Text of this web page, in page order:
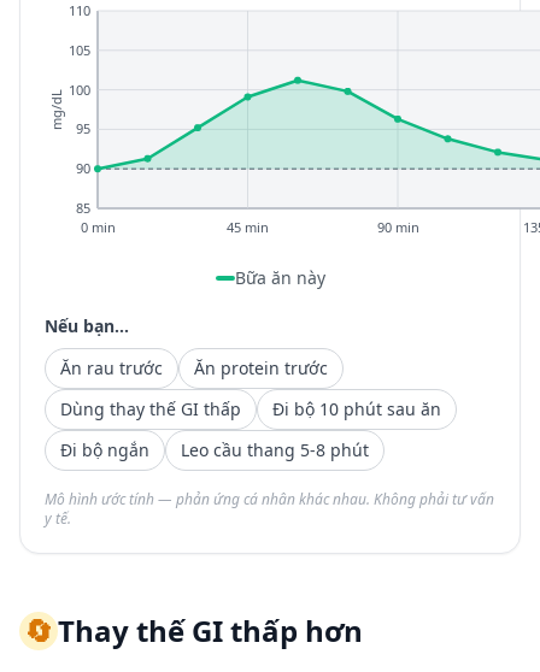
85
90
95
100
105
110
0 min 45 min 90 min
mg/dL
Bữa ăn này
Nếu bạn...
Ăn rau trước
Ăn protein trước
Dùng thay thế GI thấp
Đi bộ 10 phút sau ăn
Đi bộ ngắn
Leo cầu thang 5-8 phút
Mô hình ước tính — phản ứng cá nhân khác nhau. Không phải tư vấn
y tế.
🔄Thay thế GI thấp hơn